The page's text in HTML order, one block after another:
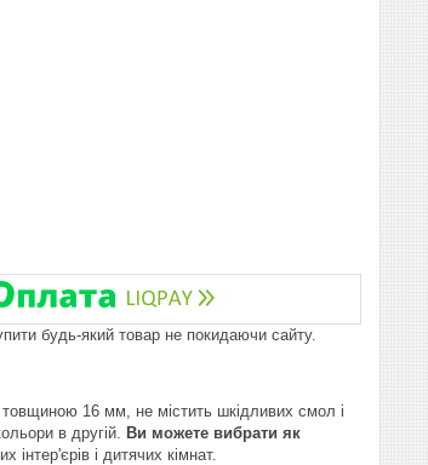
будь-який товар не покидаючи сайту.
товщиною 16 мм, не містить шкідливих смол і
в другій.
Ви можете вибрати як
і дитячих кімнат.